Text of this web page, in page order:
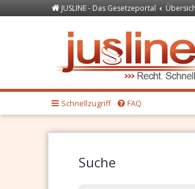
JUSLINE - Das Gesetzeportal
Schnellzugriff FAQ
Suche